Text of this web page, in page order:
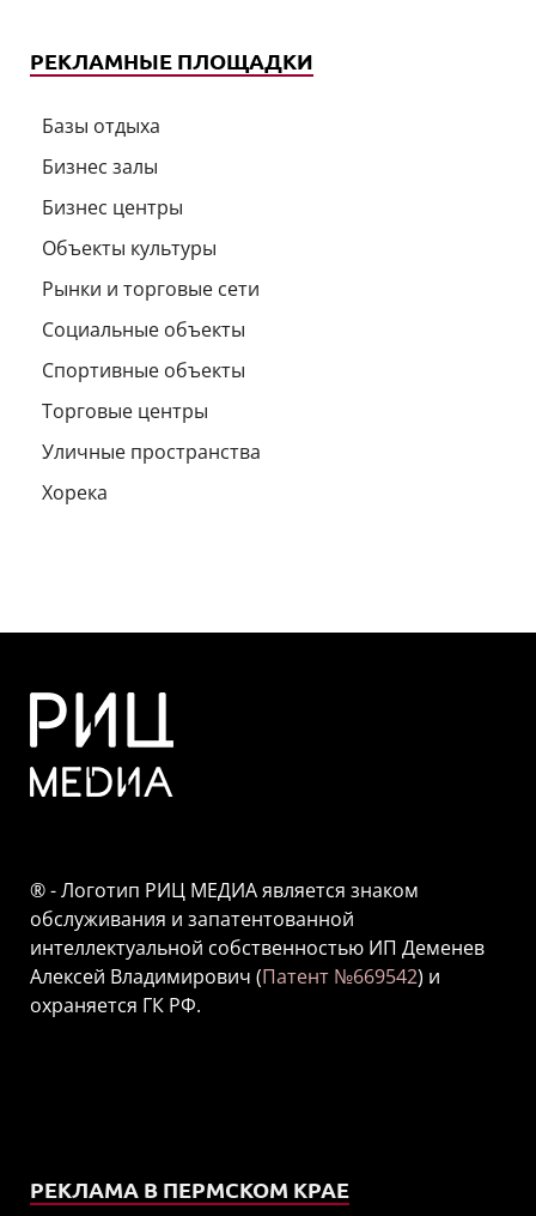
РЕКЛАМНЫЕ ПЛОЩАДКИ
Базы отдыха
Бизнес залы
Бизнес центры
Объекты культуры
Рынки и торговые сети
Социальные объекты
Спортивные объекты
Торговые центры
Уличные пространства
Хорека
® - Логотип РИЦ МЕДИА является знаком
обслуживания и запатентованной
интеллектуальной собственностью ИП Деменев
Алексей Владимирович (Патент №669542) и
охраняется ГК РФ.
РЕКЛАМА В ПЕРМСКОМ КРАЕ